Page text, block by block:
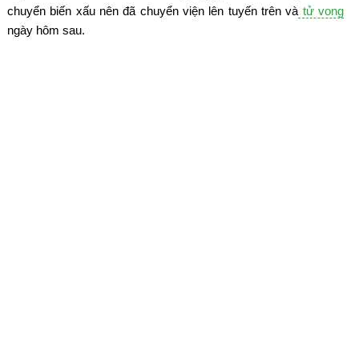
chuyển biến xấu nên đã chuyển viện lên tuyến trên và tử vong
ngày hôm sau.